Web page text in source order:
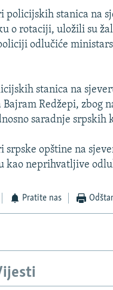
policijskih stanica na
o rotaciji, uložili su
odlučiće
stanica na
Bajram Redžepi, zbog
saradnje srpskih
srpske opštine na
kao neprihvatljive
Pratite nas